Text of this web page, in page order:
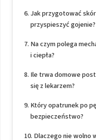
Jak przygotować
przyspieszyć gojenie?
Na czym polega
i ciepła?
Ile trwa domowe
się z lekarzem?
Który opatrunek po
bezpieczeństwo?
Dlaczego nie wolno